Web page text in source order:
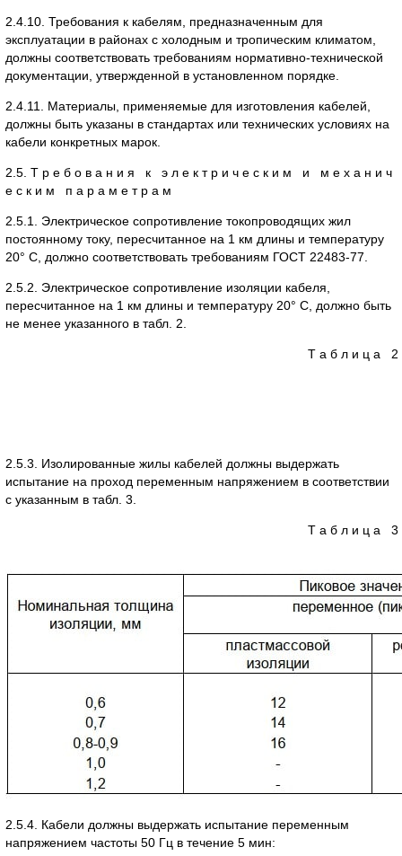
2.4.10. Требования к кабелям, предназначенным для
эксплуатации в районах с холодным и тропическим климатом,
должны соответствовать требованиям нормативно-технической
документации, утвержденной в установленном порядке.
2.4.11. Материалы, применяемые для изготовления кабелей,
должны быть указаны в стандартах или технических условиях на
кабели конкретных марок.
2.5. Т р е б о в а н и я к э л е к т р и ч е с к и м и м е х а н и ч
е с к и м п а р а м е т р а м
2.5.1. Электрическое сопротивление токопроводящих жил
постоянному току, пересчитанное на 1 км длины и температуру
20° С, должно соответствовать требованиям ГОСТ 22483-77.
2.5.2. Электрическое сопротивление изоляции кабеля,
пересчитанное на 1 км длины и температуру 20° С, должно быть
не менее указанного в табл. 2.
Т а б л и ц а 2
2.5.3. Изолированные жилы кабелей должны выдержать
испытание на проход переменным напряжением в соответствии
с указанным в табл. 3.
Т а б л и ц а 3
2.5.4. Кабели должны выдержать испытание переменным
напряжением частоты 50 Гц в течение 5 мин: